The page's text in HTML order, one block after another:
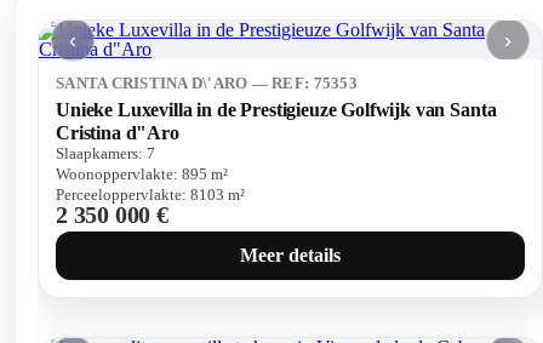
‹ ›
SANTA CRISTINA D\'ARO — REF: 75353
Unieke Luxevilla in de Prestigieuze Golfwijk van Santa
Cristina d"Aro
Slaapkamers: 7
Woonoppervlakte: 895 m²
Perceeloppervlakte: 8103 m²
2 350 000 €
Meer details